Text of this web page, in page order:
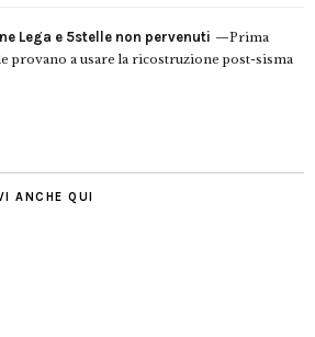
Lega e 5stelle non pervenuti
Prima
provano a usare la ricostruzione post-sisma
ANCHE QUI